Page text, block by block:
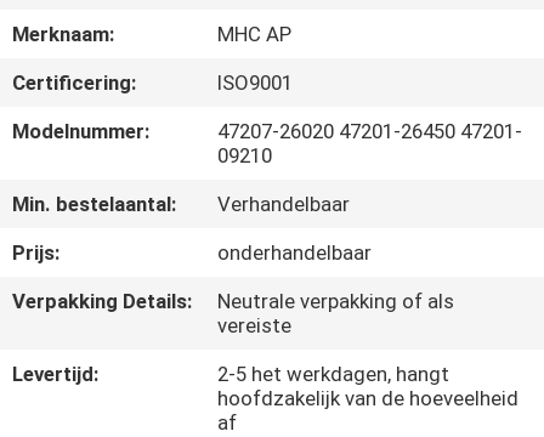
FABRIEKSREIS
KWALITEITSCONTROLE
NEEM
CONTACT
OP
OM
Merknaam:
MHC AP
Certificering:
ISO9001
Modelnummer:
47207-26020 47201-26450 47201-
09210
Min. bestelaantal:
Verhandelbaar
Prijs:
onderhandelbaar
Verpakking Details:
Neutrale verpakking of als
vereiste
Levertijd:
2-5 het werkdagen, hangt
hoofdzakelijk van de hoeveelheid
af